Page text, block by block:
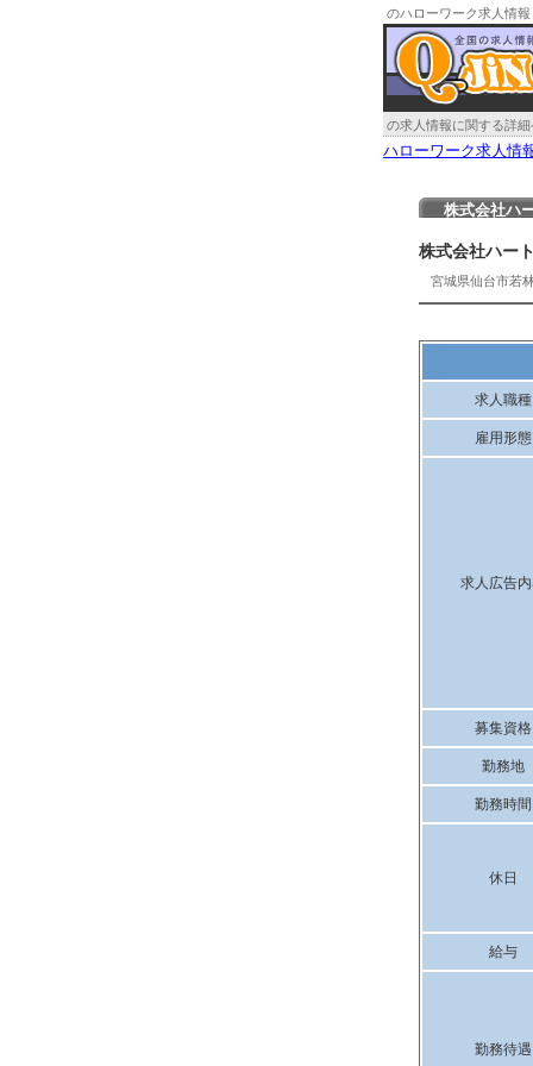
のハローワーク求人情報
の求人情報に関する詳細
ハローワーク求人情
株式会社ハ
株式会社ハー
宮城県仙台市若
求人職種
雇用形態
求人広告
募集資格
勤務地
勤務時間
休日
給与
勤務待遇